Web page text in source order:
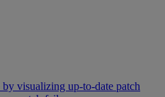
visualizing up-to-date patch